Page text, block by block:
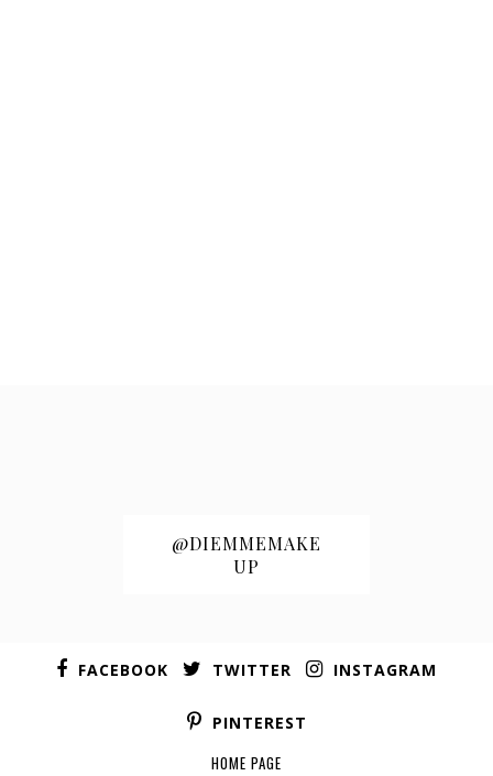
@DIEMMEMAKE
UP
FACEBOOK TWITTER INSTAGRAM
PINTEREST
HOME PAGE